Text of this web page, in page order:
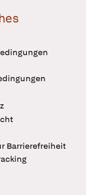
Barrierefreiheit